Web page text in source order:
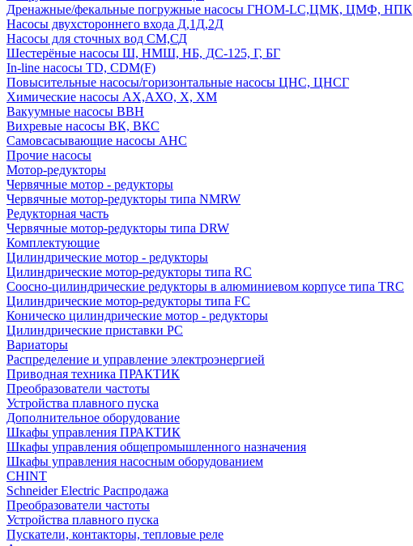
Дренажные/фекальные погружные насосы ГНОМ-LC,ЦМК, ЦМФ, НПК
Насосы двухстороннего входа Д,1Д,2Д
Насосы для сточных вод СМ,СД
Шестерёные насосы Ш, НМШ, НБ, ДС-125, Г, БГ
In-line насосы TD, CDM(F)
Повысительные насосы/горизонтальные насосы ЦНС, ЦНСГ
Химические насосы АХ,АХО, Х, ХМ
Вакуумные насосы ВВН
Вихревые насосы ВК, ВКС
Самовсасывающие насосы АНС
Прочие насосы
Мотор-редукторы
Червячные мотор - редукторы
Червячные мотор-редукторы типа NMRW
Редукторная часть
Червячные мотор-редукторы типа DRW
Комплектующие
Цилиндрические мотор - редукторы
Цилиндрические мотор-редукторы типа RC
Соосно-цилиндрические редукторы в алюминиевом корпусе типа TRC
Цилиндрические мотор-редукторы типа FC
Коническо цилиндрические мотор - редукторы
Цилиндрические приставки PC
Вариаторы
Распределение и управление электроэнергией
Приводная техника ПРАКТИК
Преобразователи частоты
Устройства плавного пуска
Дополнительное оборудование
Шкафы управления ПРАКТИК
Шкафы управления общепромышленного назначения
Шкафы управления насосным оборудованием
CHINT
Schneider Electric Распродажа
Преобразователи частоты
Устройства плавного пуска
Пускатели, контакторы, тепловые реле